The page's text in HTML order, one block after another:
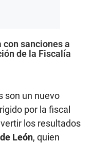
con sanciones a
de la Fiscalía
son un nuevo
por la fiscal
los resultados
León, quien